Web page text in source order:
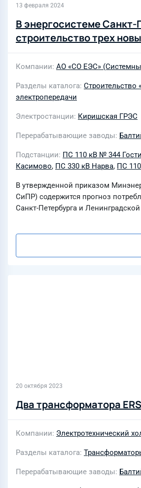
13 февраля 2024
В энергосистеме Санкт-
строительство трех
Компании АО «СО ЕЭС»
Разделы каталога Строительство
электропередачи
Электростанции Киришская ГРЭС
Перерабатывающие заводы
Подстанции ПС 110 кВ № 344
Касимово, ПС 330 кВ Нарва, ПС
В утвержденной приказом
СиПР) содержится прогноз
Санкт-Петербурга и
20 октября 2023
Два трансформатора
Компании Электротехнический
Разделы каталога
Перерабатывающие заводы